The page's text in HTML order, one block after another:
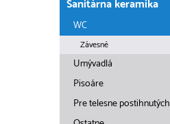
Sanitárna keramika
WC
Závesné
Umývadlá
Pisoáre
Pre telesne postihnutých